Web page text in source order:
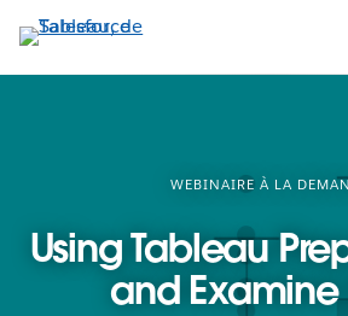
Aller
au
contenu
WEBINAIRE À LA
Using Tableau
and